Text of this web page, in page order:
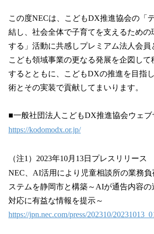
この度NECは、こどもDX推進協会の「
結し、社会全体で子育てを支えるための
する」活動に共感しプレミアム法人会員
こども領域事業の更なる発展を企図して
するとともに、こどもDXの推進を目指
術とその実装で貢献してまいります。
■一般社団法人こどもDX推進協会ウェブ
https://kodomodx.or.jp/
（注1）2023年10月13日プレスリリース
NEC、AI活用により児童相談所の業務
ステムを静岡市と構築～AIが通告内容
対応に有益な情報を提示～
https://jpn.nec.com/press/202310/